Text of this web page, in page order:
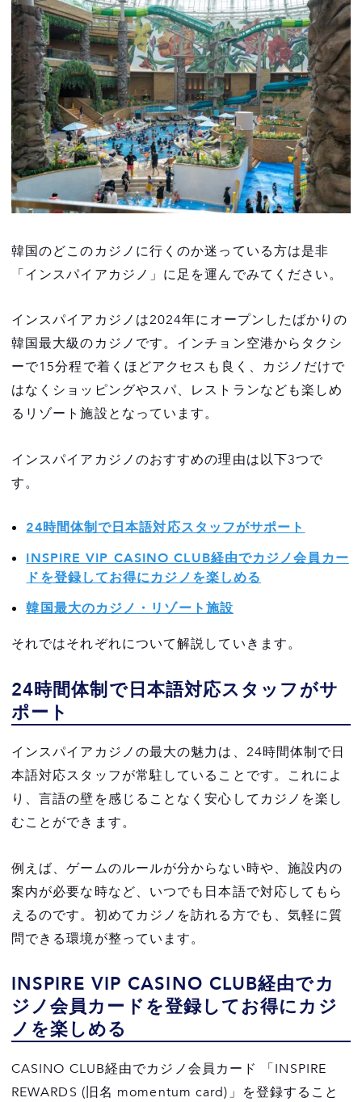
韓国のどこのカジノに行くのか迷っている方は是非
「インスパイアカジノ」に足を運んでみてください。
インスパイアカジノは2024年にオープンしたばかりの
韓国最大級のカジノです。インチョン空港からタクシ
ーで15分程で着くほどアクセスも良く、カジノだけで
はなくショッピングやスパ、レストランなども楽しめ
るリゾート施設となっています。
インスパイアカジノのおすすめの理由は以下3つで
す。
24時間体制で日本語対応スタッフがサポート
INSPIRE VIP CASINO CLUB経由でカジノ会員カー
ドを登録してお得にカジノを楽しめる
韓国最大のカジノ・リゾート施設
それではそれぞれについて解説していきます。
24時間体制で日本語対応スタッフがサ
ポート
インスパイアカジノの最大の魅力は、24時間体制で日
本語対応スタッフが常駐していることです。これによ
り、言語の壁を感じることなく安心してカジノを楽し
むことができます。
例えば、ゲームのルールが分からない時や、施設内の
案内が必要な時など、いつでも日本語で対応してもら
えるのです。初めてカジノを訪れる方でも、気軽に質
問できる環境が整っています。
INSPIRE VIP CASINO CLUB経由でカ
ジノ会員カードを登録してお得にカジ
ノを楽しめる
CASINO CLUB経由でカジノ会員カード 「INSPIRE
REWARDS (旧名 momentum card)」を登録すること